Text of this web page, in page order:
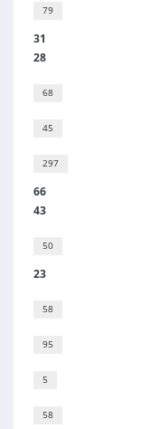
79
31
28
68
45
297
66
43
50
23
58
95
5
58